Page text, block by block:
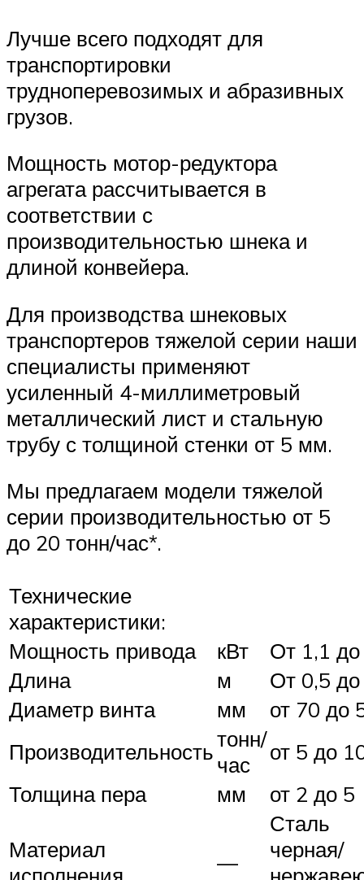
Лучше всего подходят для
транспортировки
трудноперевозимых и абразивных
грузов.
Мощность мотор-редуктора
агрегата рассчитывается в
соответствии с
производительностью шнека и
длиной конвейера.
Для производства шнековых
транспортеров тяжелой серии наши
специалисты применяют
усиленный 4-миллиметровый
металлический лист и стальную
трубу с толщиной стенки от 5 мм.
Мы предлагаем модели тяжелой
серии производительностью от 5
до 20 тонн/час*.
Технические
характеристики:
Мощность привода
кВт
От 1,1
Длина
м
От 0,5
Диаметр винта
мм
от 70 до
Производительностьтонн/
час
от 5 до
Толщина пера
мм от 2 до 5
Материал
—
Сталь
черная/